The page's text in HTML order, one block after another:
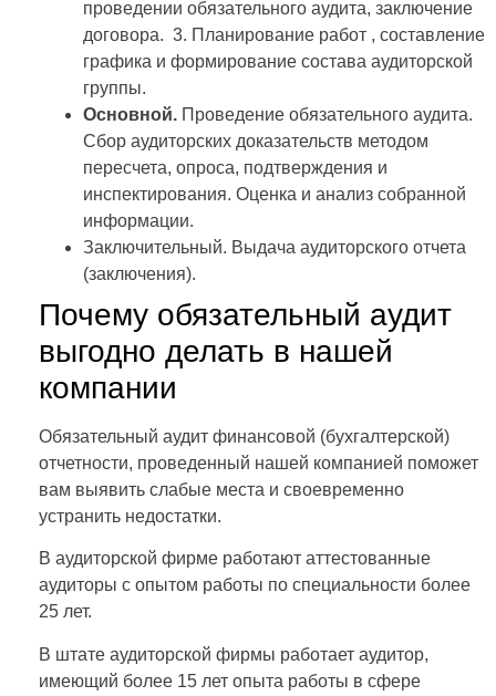
проведении обязательного аудита, заключение
договора. 3. Планирование работ , составление
графика и формирование состава аудиторской
группы.
Основной. Проведение обязательного аудита.
Сбор аудиторских доказательств методом
пересчета, опроса, подтверждения и
инспектирования. Оценка и анализ собранной
информации.
Заключительный. Выдача аудиторского отчета
(заключения).
Почему обязательный аудит
выгодно делать в нашей
компании
Обязательный аудит финансовой (бухгалтерской)
отчетности, проведенный нашей компанией поможет
вам выявить слабые места и своевременно
устранить недостатки.
В аудиторской фирме работают аттестованные
аудиторы с опытом работы по специальности более
25 лет.
В штате аудиторской фирмы работает аудитор,
имеющий более 15 лет опыта работы в сфере